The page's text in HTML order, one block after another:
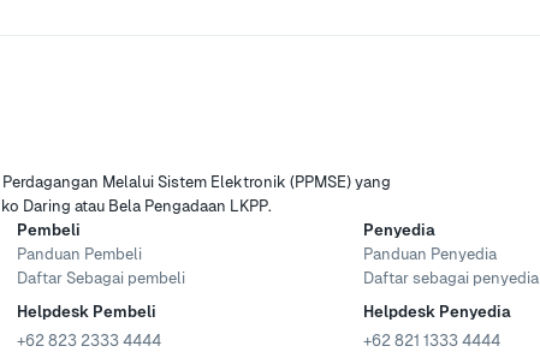
Melalui Sistem Elektronik (PPMSE) yang
Daring atau Bela Pengadaan LKPP.
Pembeli
Panduan Pembeli
Daftar Sebagai pembeli
Helpdesk Pembeli
+62 823 2333 4444
Penyedia
Panduan Penyedia
Daftar sebagai penyedia
Helpdesk Penyedia
+62 821 1333 4444